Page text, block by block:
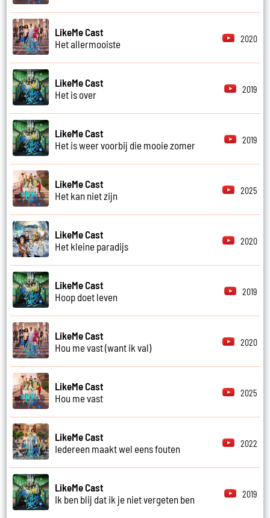
LikeMe Cast
Het allermooiste
2020
LikeMe Cast
Het is over
2019
LikeMe Cast
Het is weer voorbij die mooie zomer
2019
LikeMe Cast
Het kan niet zijn
2025
LikeMe Cast
Het kleine paradijs
2020
LikeMe Cast
Hoop doet leven
2019
LikeMe Cast
Hou me vast (want ik val)
2020
LikeMe Cast
Hou me vast
2025
LikeMe Cast
Iedereen maakt wel eens fouten
2022
LikeMe Cast
Ik ben blij dat ik je niet vergeten ben
2019